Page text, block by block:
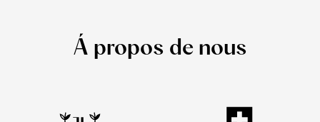
Á propos de nous